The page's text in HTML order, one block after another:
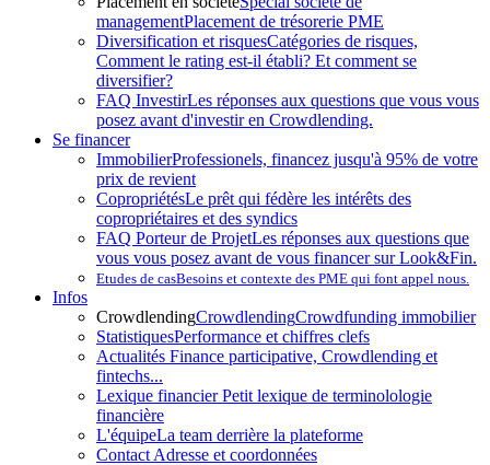
managementPlacement de trésorerie PME
Diversification et risquesCatégories de risques,
Comment le rating est-il établi? Et comment se
diversifier?
FAQ InvestirLes réponses aux questions que vous vous
posez avant d'investir en Crowdlending.
Se financer
ImmobilierProfessionels, financez jusqu'à 95% de votre
prix de revient
CopropriétésLe prêt qui fédère les intérêts des
copropriétaires et des syndics
FAQ Porteur de ProjetLes réponses aux questions que
vous vous posez avant de vous financer sur Look&Fin.
Etudes de casBesoins et contexte des PME qui font appel nous.
Infos
CrowdlendingCrowdlendingCrowdfunding immobilier
StatistiquesPerformance et chiffres clefs
Actualités Finance participative, Crowdlending et
fintechs...
Lexique financierPetit lexique de terminolologie
financière
L'équipeLa team derrière la plateforme
Contact Adresse et coordonnées